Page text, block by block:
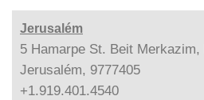
Jerusalém
5 Hamarpe St. Beit Merkazim,
Jerusalém, 9777405
+1.919.401.4540